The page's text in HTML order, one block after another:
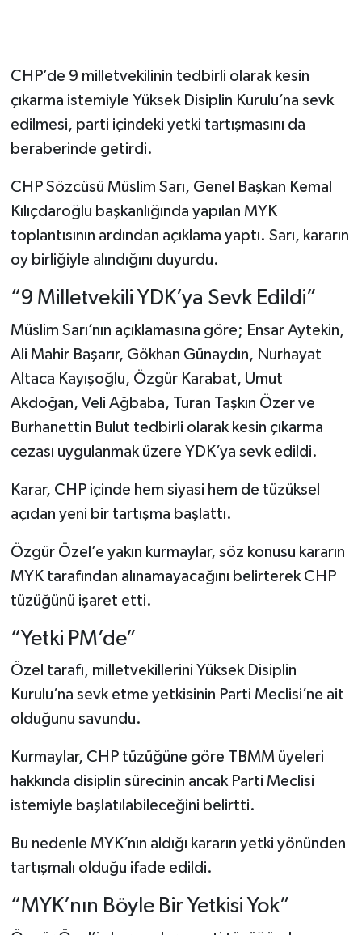
CHP’de 9 milletvekilinin tedbirli olarak kesin
çıkarma istemiyle Yüksek Disiplin Kurulu’na sevk
edilmesi, parti içindeki yetki tartışmasını da
beraberinde getirdi.
CHP Sözcüsü Müslim Sarı, Genel Başkan Kemal
Kılıçdaroğlu başkanlığında yapılan MYK
toplantısının ardından açıklama yaptı. Sarı, kararın
oy birliğiyle alındığını duyurdu.
“9 Milletvekili YDK’ya Sevk Edildi”
Müslim Sarı’nın açıklamasına göre; Ensar Aytekin,
Ali Mahir Başarır, Gökhan Günaydın, Nurhayat
Altaca Kayışoğlu, Özgür Karabat, Umut
Akdoğan, Veli Ağbaba, Turan Taşkın Özer ve
Burhanettin Bulut tedbirli olarak kesin çıkarma
cezası uygulanmak üzere YDK’ya sevk edildi.
Karar, CHP içinde hem siyasi hem de tüzüksel
açıdan yeni bir tartışma başlattı.
Özgür Özel’e yakın kurmaylar, söz konusu kararın
MYK tarafından alınamayacağını belirterek CHP
tüzüğünü işaret etti.
“Yetki PM’de”
Özel tarafı, milletvekillerini Yüksek Disiplin
Kurulu’na sevk etme yetkisinin Parti Meclisi’ne ait
olduğunu savundu.
Kurmaylar, CHP tüzüğüne göre TBMM üyeleri
hakkında disiplin sürecinin ancak Parti Meclisi
istemiyle başlatılabileceğini belirtti.
Bu nedenle MYK’nın aldığı kararın yetki yönünden
tartışmalı olduğu ifade edildi.
“MYK’nın Böyle Bir Yetkisi Yok”